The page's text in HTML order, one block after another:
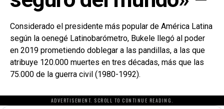
Considerado el presidente más popular de América Latina
según la oenegé Latinobarómetro, Bukele llegó al poder
en 2019 prometiendo doblegar a las pandillas, a las que
atribuye 120.000 muertes en tres décadas, más que las
75.000 de la guerra civil (1980-1992).
ADVERTISEMENT. SCROLL TO CONTINUE READING.